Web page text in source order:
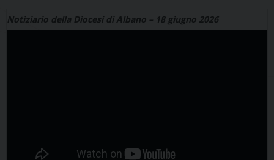
Notiziario della Diocesi di Albano – 18 giugno 2026